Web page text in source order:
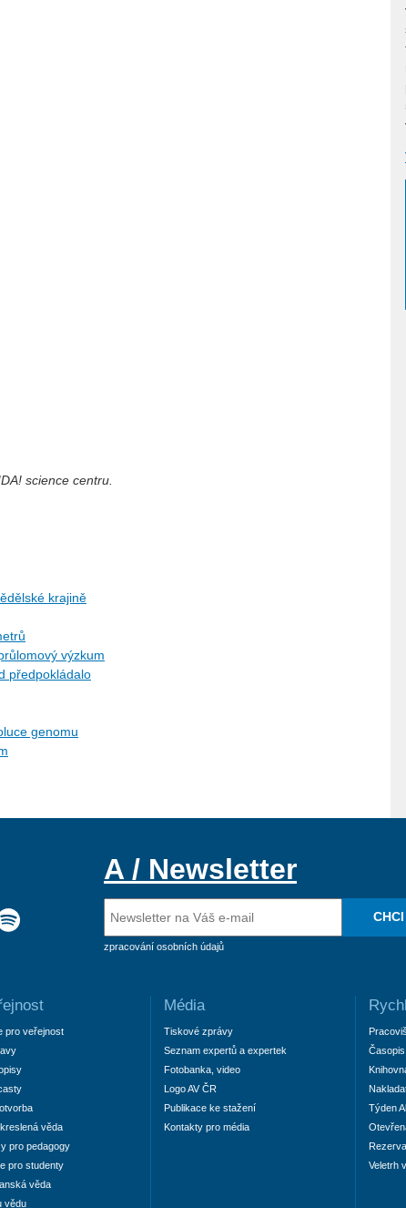
science centru.
krajině
výzkum
předpokládalo
genomu
A / Newsletter
zpracování osobních údajů
pro veřejnost
věda
pro pedagogy
pro studenty
věda
vědu
Média
Tiskové zprávy
Seznam expertů a expertek
Fotobanka, video
Logo AV ČR
Publikace ke stažení
Kontakty pro média
Týden
Veletrh